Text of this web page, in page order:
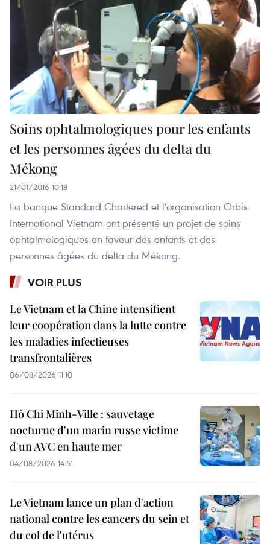
Soins ophtalmologiques pour les enfants
et les personnes âgées du delta du
Mékong
21/01/2016 10:18
La banque Standard Chartered et l’organisation Orbis
International Vietnam ont présenté un projet de soins
ophtalmologiques en faveur des enfants et des
personnes âgées du delta du Mékong.
VOIR PLUS
Le Vietnam et la Chine intensifient
leur coopération dans la lutte contre
les maladies infectieuses
transfrontalières
06/08/2026 11:10
Hô Chi Minh-Ville : sauvetage
nocturne d'un marin russe victime
d'un AVC en haute mer
04/08/2026 14:51
Le Vietnam lance un plan d'action
national contre les cancers du sein et
du col de l'utérus